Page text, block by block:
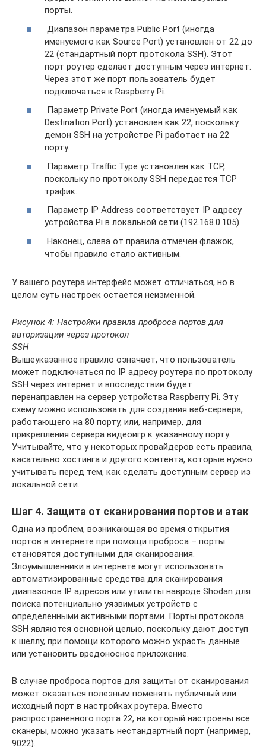
порты.
Диапазон параметра Public Port (иногда
именуемого как Source Port) установлен от 22 до
22 (стандартный порт протокола SSH). Этот
порт роутер сделает доступным через интернет.
Через этот же порт пользователь будет
подключаться к Raspberry Pi.
Параметр Private Port (иногда именуемый как
Destination Port) установлен как 22, поскольку
демон SSH на устройстве Pi работает на 22
порту.
Параметр Traffic Type установлен как TCP,
поскольку по протоколу SSH передается TCP
трафик.
Параметр IP Address соответствует IP адресу
устройства Pi в локальной сети (192.168.0.105).
Наконец, слева от правила отмечен флажок,
чтобы правило стало активным.
У вашего роутера интерфейс может отличаться, но в
целом суть настроек остается неизменной.
Рисунок 4: Настройки правила проброса портов для
авторизации через протокол
SSH
Вышеуказанное правило означает, что пользователь
может подключаться по IP адресу роутера по протоколу
SSH через интернет и впоследствии будет
перенаправлен на сервер устройства Raspberry Pi. Эту
схему можно использовать для создания веб-сервера,
работающего на 80 порту, или, например, для
прикрепления сервера видеоигр к указанному порту.
Учитывайте, что у некоторых провайдеров есть правила,
касательно хостинга и другого контента, которые нужно
учитывать перед тем, как сделать доступным сервер из
локальной сети.
Шаг 4. Защита от сканирования портов и атак
Одна из проблем, возникающая во время открытия
портов в интернете при помощи проброса – порты
становятся доступными для сканирования.
Злоумышленники в интернете могут использовать
автоматизированные средства для сканирования
диапазонов IP адресов или утилиты навроде Shodan для
поиска потенциально уязвимых устройств с
определенными активными портами. Порты протокола
SSH являются основной целью, поскольку дают доступ
к шеллу, при помощи которого можно украсть данные
или установить вредоносное приложение.
В случае проброса портов для защиты от сканирования
может оказаться полезным поменять публичный или
исходный порт в настройках роутера. Вместо
распространенного порта 22, на который настроены все
сканеры, можно указать нестандартный порт (например,
9022).